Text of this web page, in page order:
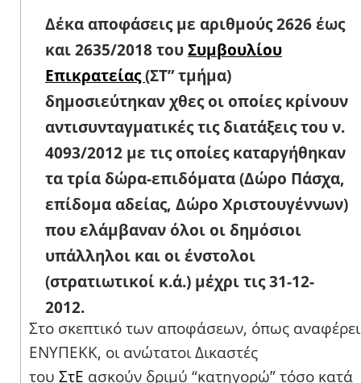
Δέκα αποφάσεις με αριθμούς 2626 έως
και 2635/2018 τουΣυμβουλίου
Επικρατείας(ΣΤ” τμήμα)
δημοσιεύτηκαν χθες οι οποίες κρίνουν
αντισυνταγματικές τις διατάξεις του ν.
4093/2012 με τις οποίες καταργήθηκαν
τα τρία δώρα-επιδόματα (Δώρο Πάσχα,
επίδομα αδείας, Δώρο Χριστουγέννων)
που ελάμβαναν όλοι οι δημόσιοι
υπάλληλοι και οι ένστολοι
(στρατιωτικοί κ.ά.) μέχρι τις 31-12-
2012.
Στο σκεπτικό των αποφάσεων, όπως
ΕΝΥΠΕΚΚ, οι ανώτατοι Δικαστές
του ΣτΕ ασκούν δριμύ “κατηγορώ” τόσο κατά